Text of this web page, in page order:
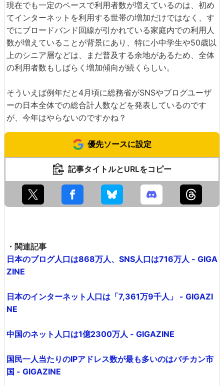
現在でも一定のペースで利用者数が増えているのは、初め
てインターネットを利用する世帯の増加だけではなく、す
でにブロードバンド回線が引かれている家庭内での利用人
数が増えていることが背景にあり、特に小中学生や50歳以
上のシニア層などは、まだ普及する余地があるため、全体
の利用者数もしばらく増加傾向が続くらしい。
そういえば例年だと4月頃に総務省がSNSやブログユーザ
ーの日本全体での総合計人数などを発表しているのです
が、今年はやらないのですかね？
優先ソースに設定
記事タイトルとURLをコピー
・関連記事
日本のブログ人口は868万人、SNS人口は716万人 - GIGA
ZINE
日本のインターネット人口は「7,361万9千人」 - GIGAZI
NE
中国のネット人口は1億2300万人 - GIGAZINE
国民一人当たりのIPアドレス数が最も多いのはバチカン市
国 - GIGAZINE